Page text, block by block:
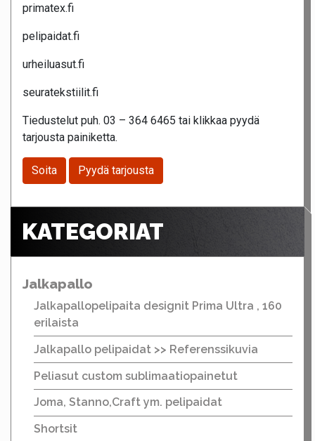
primatex.fi
pelipaidat.fi
urheiluasut.fi
seuratekstiilit.fi
Tiedustelut puh. 03 – 364 6465 tai klikkaa pyydä
tarjousta painiketta.
Soita Pyydä tarjousta
KATEGORIAT
Jalkapallo
Jalkapallopelipaita designit Prima Ultra , 160
erilaista
Jalkapallo pelipaidat >> Referenssikuvia
Peliasut custom sublimaatiopainetut
Joma, Stanno,Craft ym. pelipaidat
Shortsit